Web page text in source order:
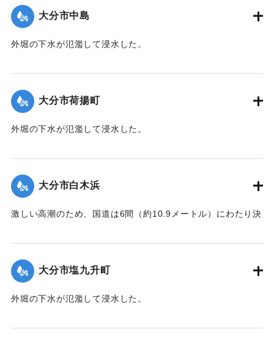
大分市中島
外堀の下水が氾濫して浸水した。
｜固有コード:00363002
大分市荷揚町
外堀の下水が氾濫して浸水した。
｜固有コード:00363003
大分市白木浜
激しい高潮のため、国道は6間（約10.9メートル）にわたり決
大分市塩九升町
外堀の下水が氾濫して浸水した。
｜固有コード:00363005